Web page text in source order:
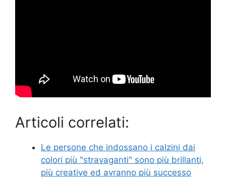
Articoli correlati:
Le persone che indossano i calzini dai
colori più "stravaganti" sono più brillanti,
più creative ed avranno più successo